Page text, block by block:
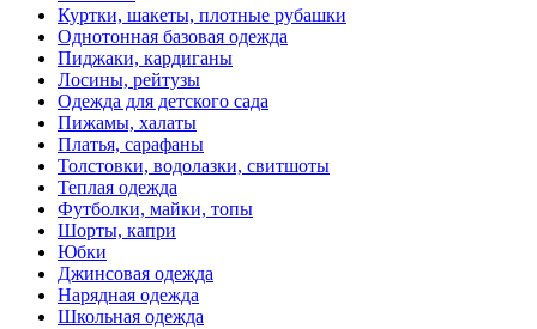
Куртки, шакеты, плотные рубашки
Однотонная базовая одежда
Пиджаки, кардиганы
Лосины, рейтузы
Одежда для детского сада
Пижамы, халаты
Платья, сарафаны
Толстовки, водолазки, свитшоты
Теплая одежда
Футболки, майки, топы
Шорты, капри
Юбки
Джинсовая одежда
Нарядная одежда
Школьная одежда